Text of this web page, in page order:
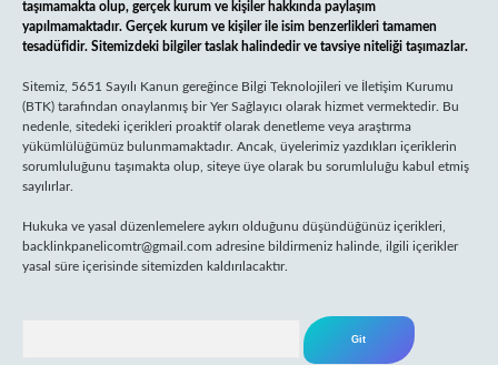
taşımamakta olup, gerçek kurum ve kişiler hakkında paylaşım
yapılmamaktadır. Gerçek kurum ve kişiler ile isim benzerlikleri tamamen
tesadüfidir. Sitemizdeki bilgiler taslak halindedir ve tavsiye niteliği taşımazlar.
Sitemiz, 5651 Sayılı Kanun gereğince Bilgi Teknolojileri ve İletişim Kurumu
(BTK) tarafından onaylanmış bir Yer Sağlayıcı olarak hizmet vermektedir. Bu
nedenle, sitedeki içerikleri proaktif olarak denetleme veya araştırma
yükümlülüğümüz bulunmamaktadır. Ancak, üyelerimiz yazdıkları içeriklerin
sorumluluğunu taşımakta olup, siteye üye olarak bu sorumluluğu kabul etmiş
sayılırlar.
Hukuka ve yasal düzenlemelere aykırı olduğunu düşündüğünüz içerikleri,
backlinkpanelicomtr@gmail.com adresine bildirmeniz halinde, ilgili içerikler
yasal süre içerisinde sitemizden kaldırılacaktır.